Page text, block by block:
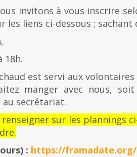
invitons à vous inscrire
liens ci-dessous ; sachant
18h.
est servi aux
manger avec nous,
secrétariat.
sur les plannings
: https://